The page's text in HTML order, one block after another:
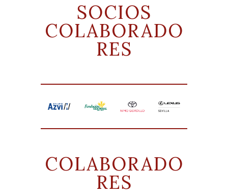
SOCIOS
COLABORADO
RES
COLABORADO
RES